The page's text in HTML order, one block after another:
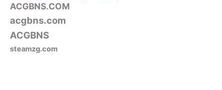
ACGBNS.COM
acgbns.com
ACGBNS
steamzg.com